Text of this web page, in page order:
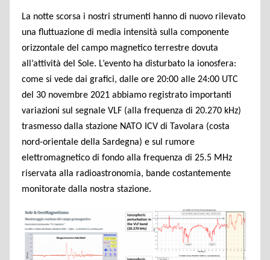
La notte scorsa i nostri strumenti hanno di nuovo rilevato
una fluttuazione di media intensità sulla componente
orizzontale del campo magnetico terrestre dovuta
all’attività del Sole. L’evento ha disturbato la ionosfera:
come si vede dai grafici, dalle ore 20:00 alle 24:00 UTC
del 30 novembre 2021 abbiamo registrato importanti
variazioni sul segnale VLF (alla frequenza di 20.270 kHz)
trasmesso dalla stazione NATO ICV di Tavolara (costa
nord-orientale della Sardegna) e sul rumore
elettromagnetico di fondo alla frequenza di 25.5 MHz
riservata alla radioastronomia, bande costantemente
monitorate dalla nostra stazione.